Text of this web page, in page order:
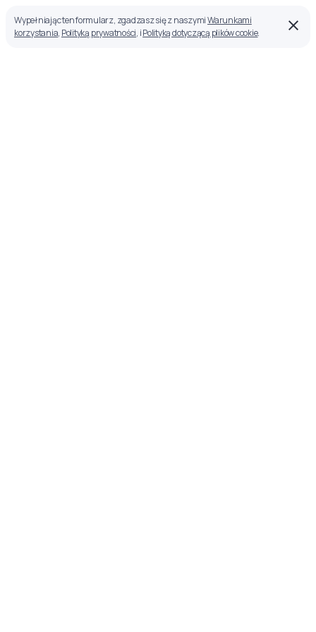
Wypełniając ten formularz, zgadzasz się z naszymiWarunkami
korzystania, Polityką prywatności, iPolityką dotyczącą plików cookie.